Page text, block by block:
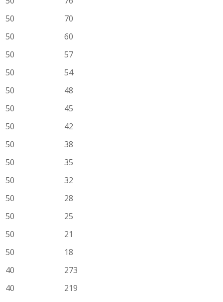
50
70
50
60
50
57
50
54
50
48
50
45
50
42
50
38
50
35
50
32
50
28
50
25
50
21
50
18
40
273
40
219